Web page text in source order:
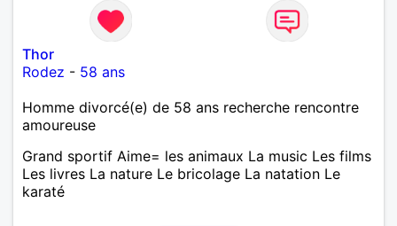
Thor
Rodez - 58 ans
Homme divorcé(e) de 58 ans recherche rencontre
amoureuse
Grand sportif Aime= les animaux La music Les films
Les livres La nature Le bricolage La natation Le
karaté